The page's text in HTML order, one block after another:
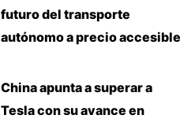
futuro del transporte
autónomo a precio accesible
China apunta a superar a
Tesla con su avance en